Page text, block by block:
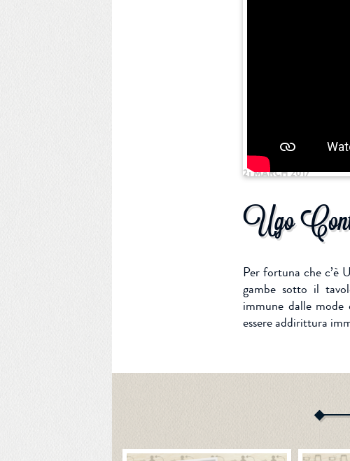
21 MARCH 2017
Ugo
Per fortuna che c’è
gambe sotto il
immune dalle
essere addirittura